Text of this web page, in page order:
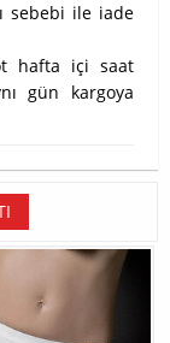
sebebi ile iade
hafta içi saat
gün kargoya